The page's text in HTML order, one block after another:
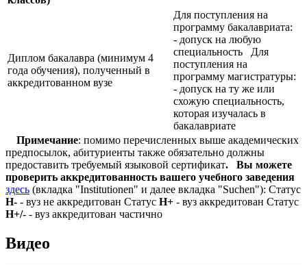
Диплом бакалавра (минимум 4
года обучения), полученный в
аккредитованном вузе
Для поступления на
программу бакалавриата:
- допуск на любую
специальность Для
поступления на
программу магистратуры:
- допуск на ту же или
схожую специальность,
которая изучалась в
бакалавриате
Примечание: помимо перечисленных выше академических
предпосылок, абитуриенты также обязательно должны
предоставить требуемый языковой сертификат.
Вы можете
проверить аккредитованность вашего учебного заведения
здесь (вкладка "Institutionen" и далее вкладка "Suchen"): Статус
Н- - вуз не аккредитован Статус Н+ - вуз аккредитован Статус
Н+/- - вуз аккредитован частично
Видео